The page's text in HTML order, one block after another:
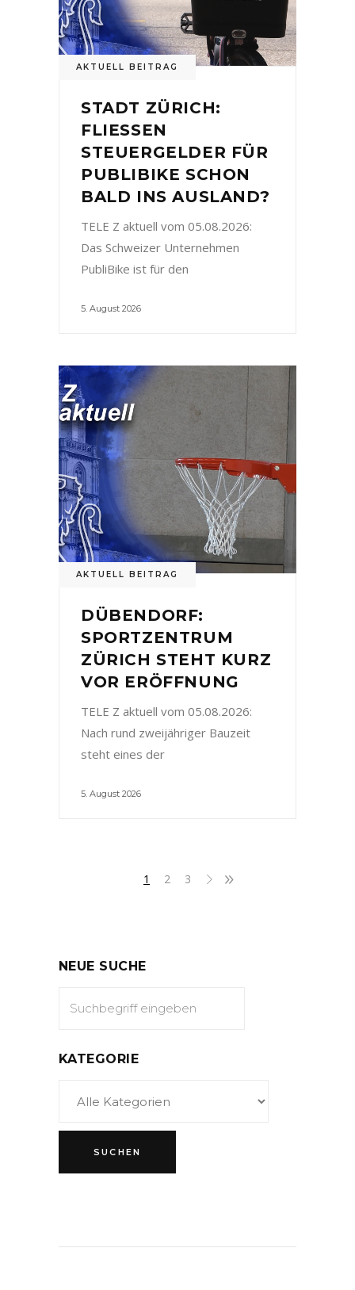
AKTUELL BEITRAG
STADT ZÜRICH:
FLIESSEN
STEUERGELDER FÜR
PUBLIBIKE SCHON
BALD INS AUSLAND?
TELE Z aktuell vom 05.08.2026:
Das Schweizer Unternehmen
PubliBike ist für den
5. August 2026
AKTUELL BEITRAG
DÜBENDORF:
SPORTZENTRUM
ZÜRICH STEHT KURZ
VOR ERÖFFNUNG
TELE Z aktuell vom 05.08.2026:
Nach rund zweijähriger Bauzeit
steht eines der
5. August 2026
1 2 3
NEUE SUCHE
KATEGORIE